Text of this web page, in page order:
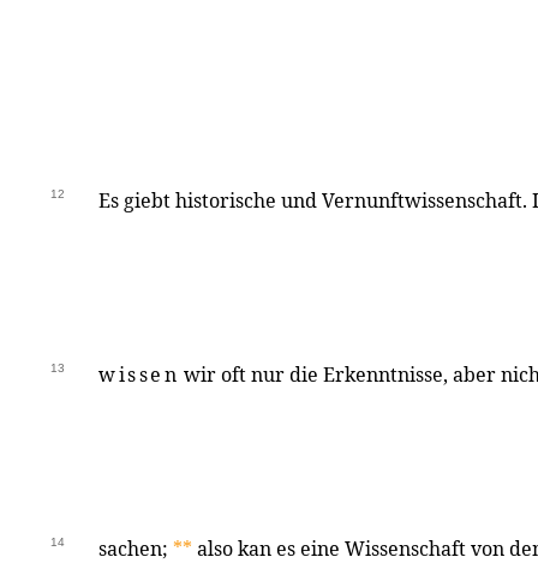
12 Es giebt historische und Vernunftwissenschaft.
13 wissen wir oft nur die Erkenntnisse, aber
14 sachen; ** also kan es eine Wissenschaft von